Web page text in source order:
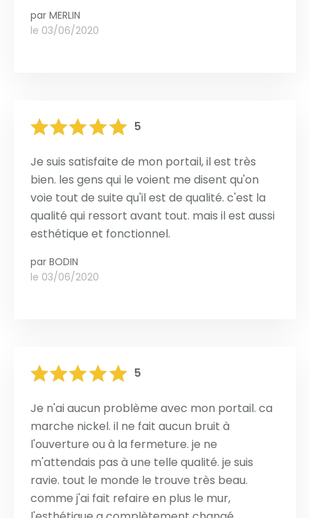
par MERLIN
le 03/06/2020
5
Je suis satisfaite de mon portail, il est très
bien. les gens qui le voient me disent qu'on
voie tout de suite qu'il est de qualité. c'est la
qualité qui ressort avant tout. mais il est aussi
esthétique et fonctionnel.
par BODIN
le 03/06/2020
5
Je n'ai aucun problème avec mon portail. ca
marche nickel. il ne fait aucun bruit à
l'ouverture ou à la fermeture. je ne
m'attendais pas à une telle qualité. je suis
ravie. tout le monde le trouve très beau.
comme j'ai fait refaire en plus le mur,